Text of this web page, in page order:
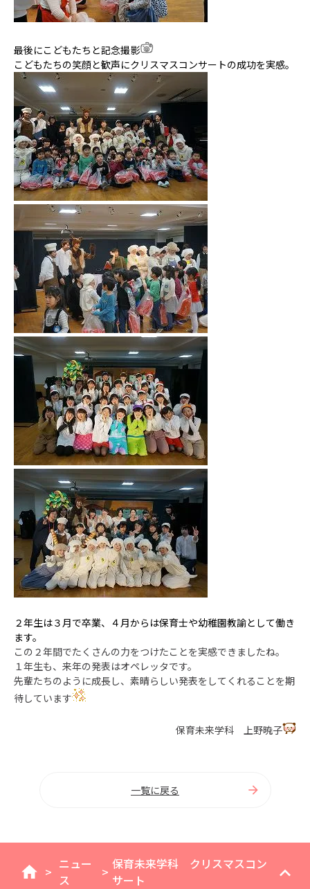
最後にこどもたちと記念撮影
こどもたちの笑顔と歓声にクリスマスコンサートの成功を実感。
２年生は３月で卒業、４月からは保育士や幼稚園教諭として働き
ます。
この２年間でたくさんの力をつけたことを実感できましたね。
１年生も、来年の発表はオペレッタです。
先輩たちのように成長し、素晴らしい発表をしてくれることを期
待しています
保育未来学科 上野暁子
一覧に戻る
home
> ニュー
ス
> 保育未来学科 クリスマスコン
サート